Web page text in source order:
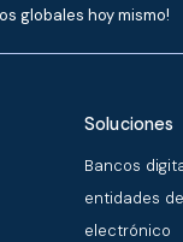
globales hoy mismo!
Soluciones
Bancos
entidades
electrónico